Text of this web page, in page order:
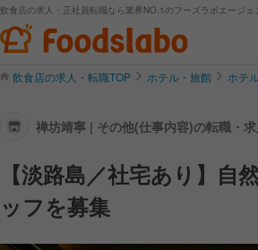
飲食店の求人・正社員転職なら業界NO.1のフーズラボエージェ
飲食店の求人・転職TOP ホテル・旅館 ホテ
禅坊靖寧 | その他(仕事内容)の転職・
【淡路島／社宅あり】
ッフを募集